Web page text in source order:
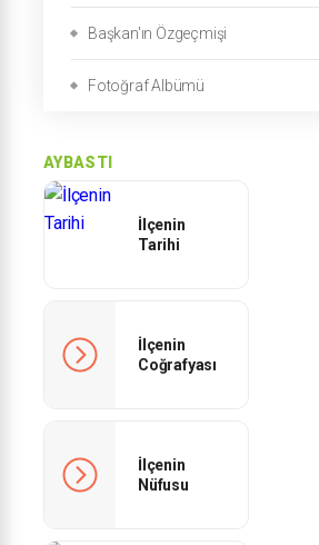
Başkan'ın Özgeçmişi
Fotoğraf Albümü
AYBASTI
İlçenin
Tarihi
İlçenin
Coğrafyası
İlçenin
Nüfusu